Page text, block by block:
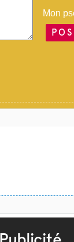
Mon